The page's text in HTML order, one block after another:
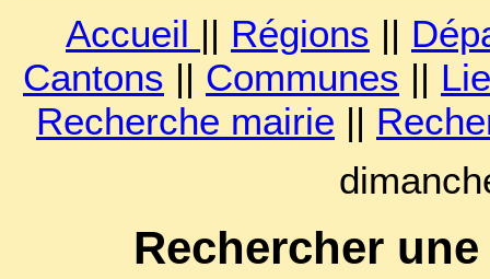
Accueil || Régions ||
Cantons || Communes ||
Recherche mairie ||
Rechercher